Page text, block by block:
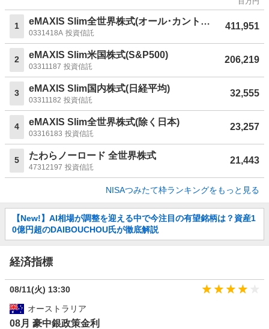
1 eMAXIS Slim全世界株式(オール･カントリー)
0331418A 投資信託
411,951
2 eMAXIS Slim米国株式(S&P500)
03311187 投資信託
206,219
3 eMAXIS Slim国内株式(日経平均)
03311182 投資信託
32,555
4 eMAXIS Slim全世界株式(除く日本)
03316183 投資信託
23,257
5 たわらノーロード 全世界株式
47312197 投資信託
21,443
NISAつみたて枠ランキングをもっと見る
知
ら
【New!】AI相場が調整を迎える中で今注目の有望銘柄は？資産1
0億円超のDAIBOUCHOU氏が徹底解説
経済指標
08/11(火) 13:30
オーストラリア
08月 豪中銀政策金利